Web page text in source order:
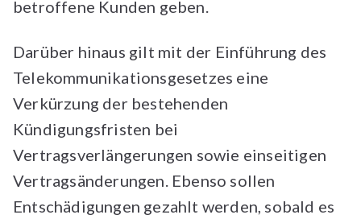
betroffene Kunden geben.
Darüber hinaus gilt mit der Einführung des
Telekommunikationsgesetzes eine
Verkürzung der bestehenden
Kündigungsfristen bei
Vertragsverlängerungen sowie einseitigen
Vertragsänderungen. Ebenso sollen
Entschädigungen gezahlt werden, sobald es